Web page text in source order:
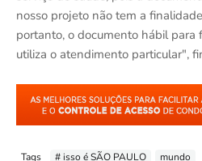
nosso projeto não tem a
portanto, o documento hábil para
utiliza o atendimento particular",
Tags # isso é SÃO PAULO mundo